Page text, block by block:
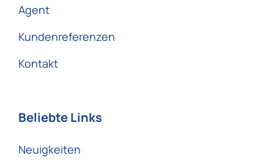
Agent
Kundenreferenzen
Kontakt
Beliebte Links
Neuigkeiten